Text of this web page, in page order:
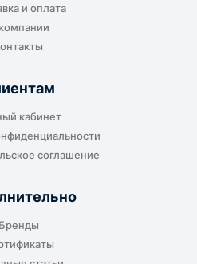
и оплата
кабинет
соглашение
Бренды